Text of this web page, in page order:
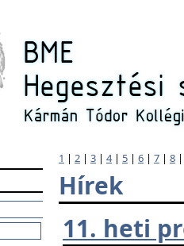
1 | 2 | 3 | 4| 5 | 6 | 7 | 8
Hírek
11. heti